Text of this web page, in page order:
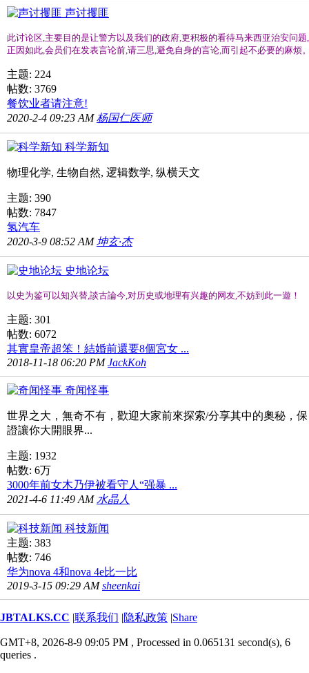
声讨攫匪
此讨论区,主要目的是让警方以及我们的政府,更积极的看待马来西亚治安问题,
正因如此,会员们在发表言论前,请三思,避免自身的言论,而引起不必要的麻烦
主题: 224
帖数: 3769
餐饮业者请注意!
2020-2-4 09:23 AM杨国仁医师
科学新知
物理化学, 生物自然, 逻辑数学, 纵横天文
主题: 390
帖数: 7847
氢汽车
2020-3-9 08:52 AM坤玄·杰
史地论坛
以史为鉴可以知兴替,談古論今,对历史或地理有兴趣的网友,不妨到此一遊！
主题: 301
帖数: 6072
其實皇帝超笨！結婚前還要8個宮女 ...
2018-11-18 06:20 PMJackKoh
奇闻怪事
世界之大，無奇不有，歡迎大家前來探索/分享其中的奧秘，保
證讓你大開眼界...
主题: 1932
帖数: 6万
3000年前女木乃伊被看守人“强暴 ...
2021-4-6 11:49 AM 水晶人
科技新闻
主题: 383
帖数: 746
华为nova 4和nova 4e比一比
2019-3-15 09:29 AMsheenkai
JBTALKS.CC |联系我们 |隐私政策 |Share
GMT+8, 2026-8-9 09:05 PM , Processed in 0.065131 second(s), 6
queries .